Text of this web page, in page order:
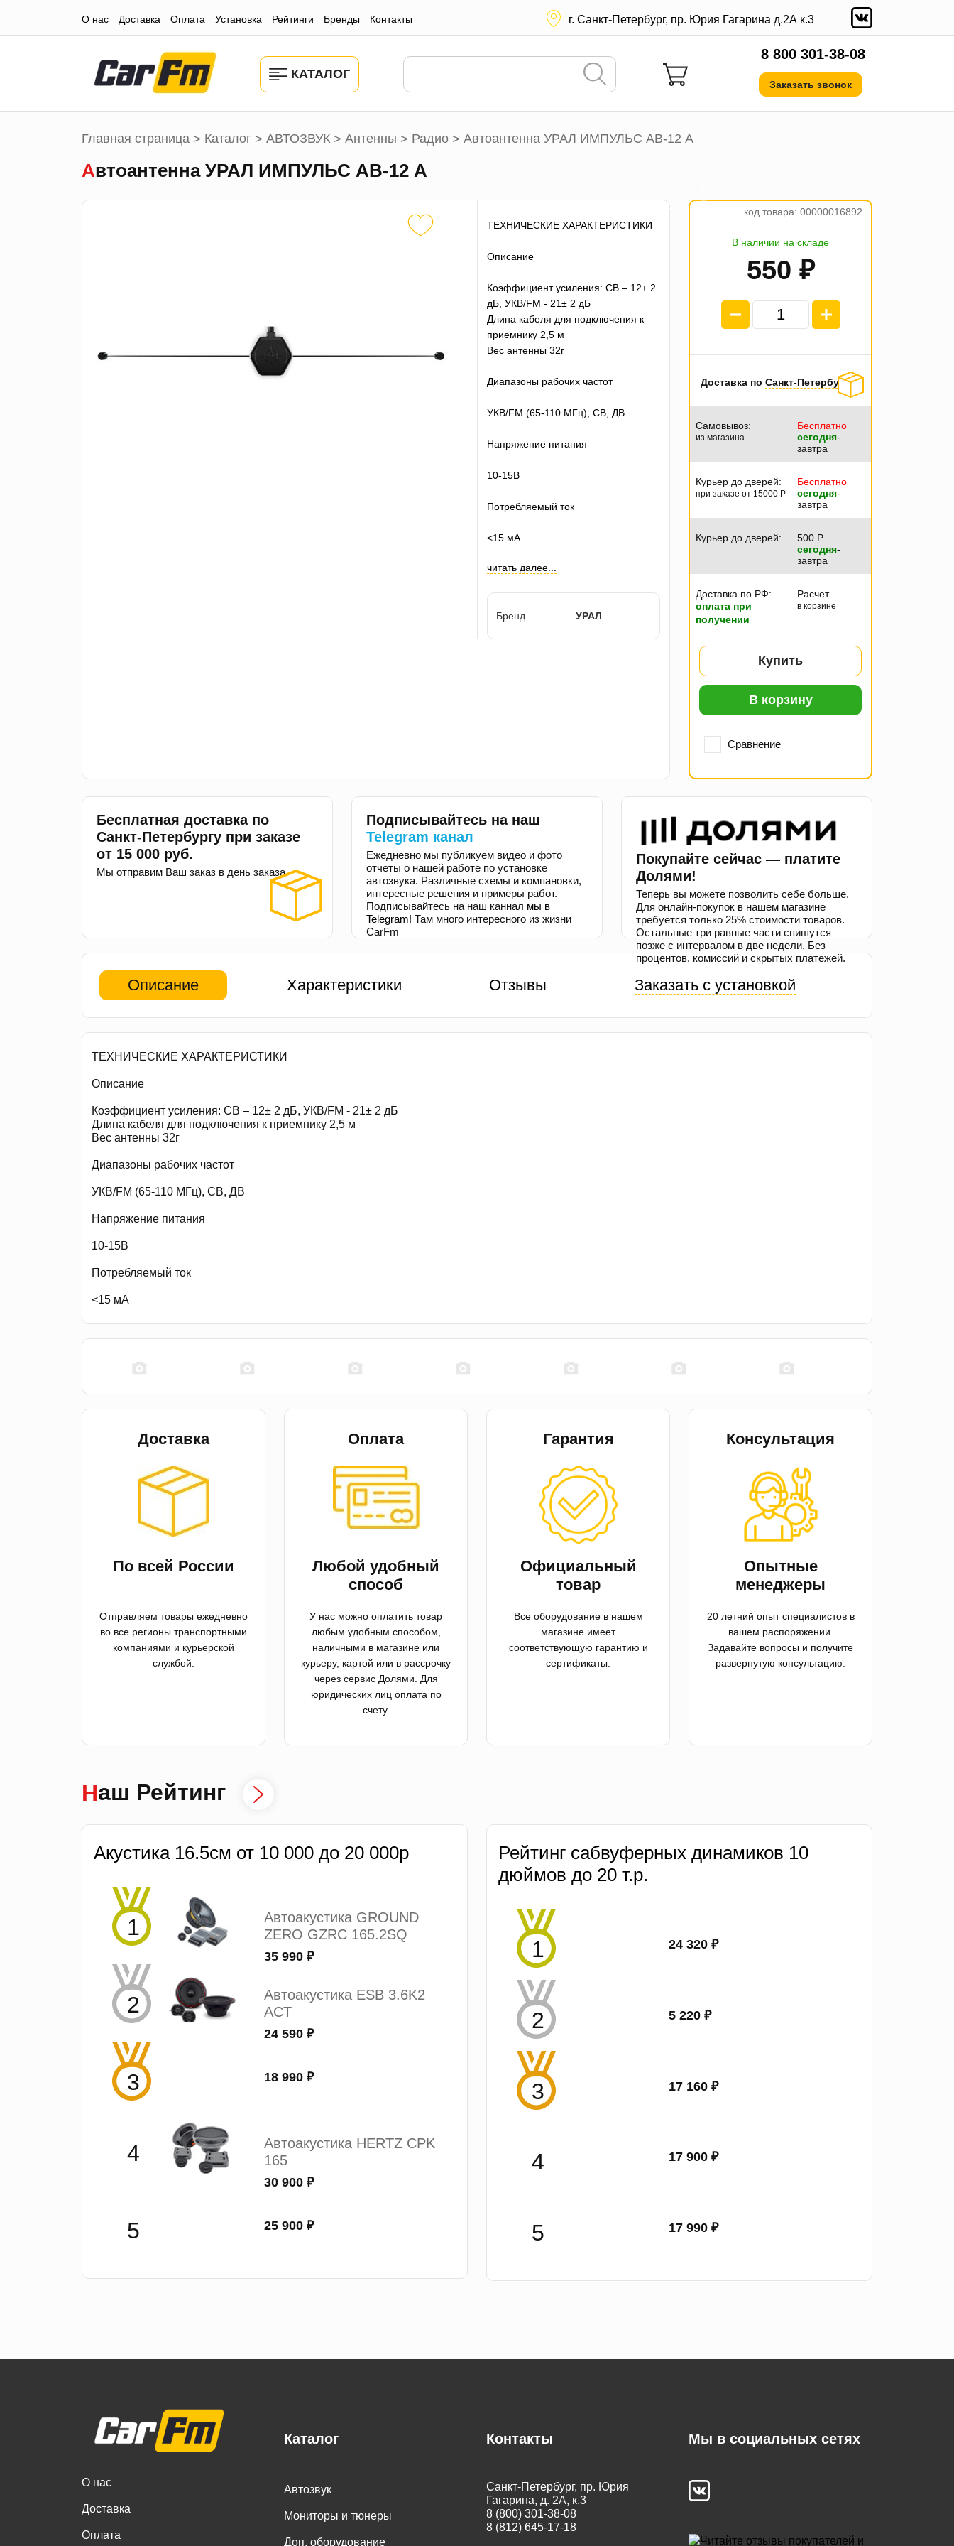
О нас Доставка Оплата Установка Рейтинги Бренды Контакты г. Санкт-Петербург, пр. Юрия Гагарина д.2А к.3
КАТАЛОГ
8 800 301-38-08
Заказать звонок
Главная страница > Каталог > АВТОЗВУК > Антенны > Радио > Автоантенна УРАЛ ИМПУЛЬС АВ-12 А
Автоантенна УРАЛ ИМПУЛЬС АВ-12 А
ТЕХНИЧЕСКИЕ ХАРАКТЕРИСТИКИ
Описание
Коэффициент усиления: СВ – 12± 2
дБ, УКВ/FM - 21± 2 дБ
Длина кабеля для подключения к
приемнику 2,5 м
Вес антенны 32г
Диапазоны рабочих частот
УКВ/FM (65-110 МГц), СВ, ДВ
Напряжение питания
10-15В
Потребляемый ток
<15 мА
читать далее...
Бренд УРАЛ
код товара: 00000016892
В наличии на складе
550 ₽
а
₽
Доставка по Санкт-Петербургу
Самовывоз:
из магазина
Бесплатно
сегодня-
завтра
Курьер до дверей:
при заказе от 15000 P
Бесплатно
сегодня-
завтра
Курьер до дверей: 500 P
сегодня-
завтра
Доставка по РФ:
оплата при
получении
Расчет
в корзине
Купить
В корзину
Сравнение
Бесплатная доставка по
Санкт-Петербургу при заказе
от 15 000 руб.
Мы отправим Ваш заказ в день заказа.
Подписывайтесь на наш
Telegram канал
Ежедневно мы публикуем видео и фото
отчеты о нашей работе по установке
автозвука. Различные схемы и компановки,
интересные решения и примеры работ.
Подписывайтесь на наш каннал мы в
Telegram! Там много интересного из жизни
CarFm
Покупайте сейчас — платите
Долями!
Теперь вы можете позволить себе больше.
Для онлайн-покупок в нашем магазине
требуется только 25% стоимости товаров.
Остальные три равные части спишутся
позже с интервалом в две недели. Без
процентов, комиссий и скрытых платежей.
Описание Характеристики Отзывы Заказать с установкой
ТЕХНИЧЕСКИЕ ХАРАКТЕРИСТИКИ
Описание
Коэффициент усиления: СВ – 12± 2 дБ, УКВ/FM - 21± 2 дБ
Длина кабеля для подключения к приемнику 2,5 м
Вес антенны 32г
Диапазоны рабочих частот
УКВ/FM (65-110 МГц), СВ, ДВ
Напряжение питания
10-15В
Потребляемый ток
<15 мА
Доставка
По всей России
Отправляем товары ежедневно
во все регионы транспортными
компаниями и курьерской
службой.
Оплата
Любой удобный
способ
У нас можно оплатить товар
любым удобным способом,
наличными в магазине или
курьеру, картой или в рассрочку
через сервис Долями. Для
юридических лиц оплата по
счету.
Гарантия
Официальный
товар
Все оборудование в нашем
магазине имеет
соответствующую гарантию и
сертификаты.
Консультация
Опытные
менеджеры
20 летний опыт специалистов в
вашем распоряжении.
Задавайте вопросы и получите
развернутую консультацию.
Наш Рейтинг
Акустика 16.5см от 10 000 до 20 000р
Автоакустика GROUND
ZERO GZRC 165.2SQ
35 990 ₽
Автоакустика ESB 3.6K2
ACT
24 590 ₽
18 990 ₽
Автоакустика HERTZ CPK
165
30 900 ₽
25 900 ₽
Рейтинг сабвуферных динамиков 10
дюймов до 20 т.р.
24 320 ₽
5 220 ₽
17 160 ₽
17 900 ₽
17 990 ₽
О нас
Доставка
Оплата
Каталог
Автозвук
Мониторы и тюнеры
Доп. оборудование
Контакты
Санкт-Петербург, пр. Юрия
Гагарина, д. 2А, к.3
8 (800) 301-38-08
8 (812) 645-17-18
Мы в социальных сетях